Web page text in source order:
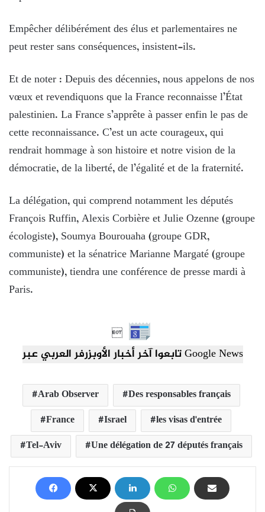
Empêcher délibérément des élus et parlementaires ne
peut rester sans conséquences, insistent-ils.
Et de noter : Depuis des décennies, nous appelons de nos
vœux et revendiquons que la France reconnaisse l’État
palestinien. La France s’apprête à passer enfin le pas de
cette reconnaissance. C’est un acte courageux, qui
rendrait hommage à son histoire et notre vision de la
démocratie, de la liberté, de l’égalité et de la fraternité.
La délégation, qui comprend notamment les députés
François Ruffin, Alexis Corbière et Julie Ozenne (groupe
écologiste), Soumya Bourouaha (groupe GDR,
communiste) et la sénatrice Marianne Margaté (groupe
communiste), tiendra une conférence de presse mardi à
Paris.

تابعوا آخر أخبار الأوبزرفر العربي عبر Google News
Arab Observer
Des responsables français
France
Israel
les visas d'entrée
Tel-Aviv
Une délégation de 27 députés français